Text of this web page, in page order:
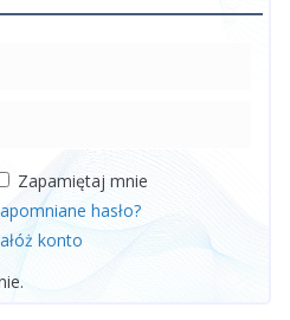
Zapamiętaj mnie
hasło?
konto